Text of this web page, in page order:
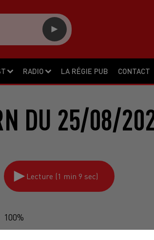
RADIO LA RÉGIE PUB CONTACT
DU 25/08/
Lecture (1 min 9 sec)
100%